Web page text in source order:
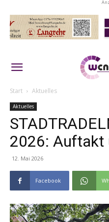
Start Aktuelles
Aktuelles
2026: Auftakt
12. Mai 2026
Facebook